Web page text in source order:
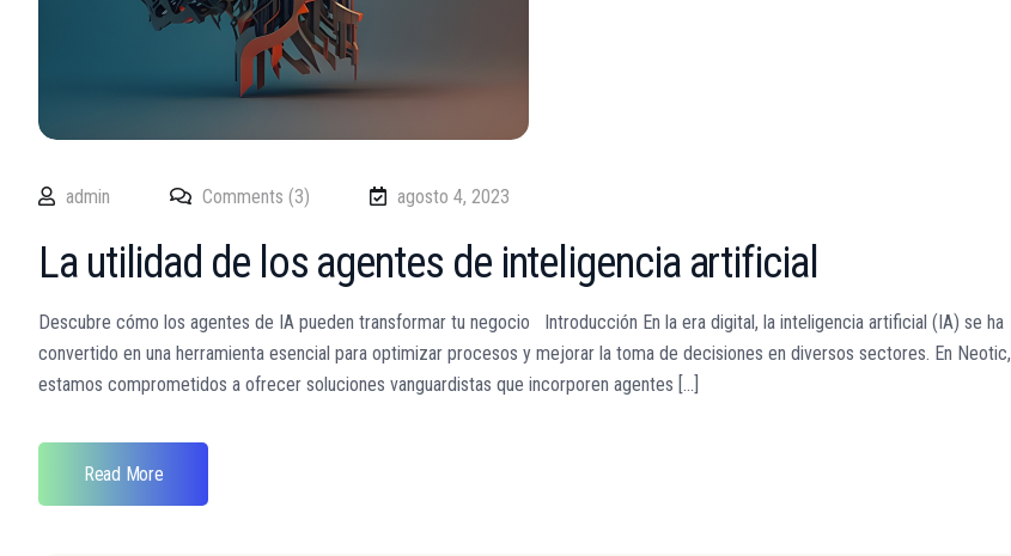
admin Comments (3) agosto 4, 2023
La utilidad de los agentes de inteligencia artificial
Descubre cómo los agentes de IA pueden transformar tu negocio Introducción En la era digital, la inteligencia artificial (IA) se ha
convertido en una herramienta esencial para optimizar procesos y mejorar la toma de decisiones en diversos sectores. En Neotic,
estamos comprometidos a ofrecer soluciones vanguardistas que incorporen agentes [...]
Read More